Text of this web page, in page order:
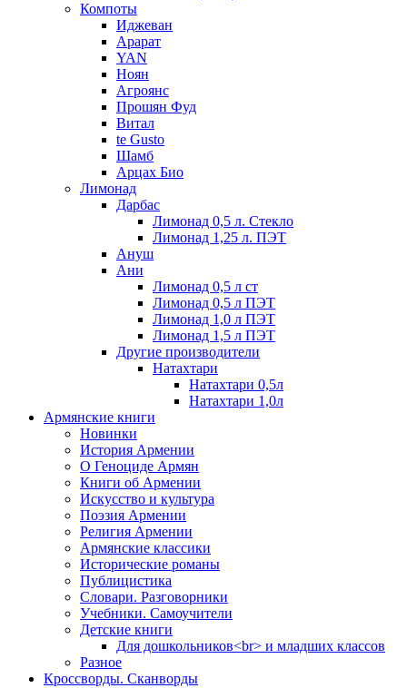
Компоты
Иджеван
Арарат
YAN
Ноян
Агроянс
Прошян Фуд
Витал
te Gusto
Шамб
Арцах Био
Лимонад
Дарбас
Лимонад 0,5 л. Стекло
Лимонад 1,25 л. ПЭТ
Ануш
Ани
Лимонад 0,5 л ст
Лимонад 0,5 л ПЭТ
Лимонад 1,0 л ПЭТ
Лимонад 1,5 л ПЭТ
Другие производители
Натахтари
Натахтари 0,5л
Натахтари 1,0л
Армянские книги
Новинки
История Армении
О Геноциде Армян
Книги об Армении
Иcкусство и культура
Поэзия Армении
Религия Армении
Армянские классики
Исторические романы
Публицистика
Словари. Разговорники
Учебники. Самоучители
Детские книги
Для дошкольников<br> и младших классов
Разное
Кроссворды. Сканворды